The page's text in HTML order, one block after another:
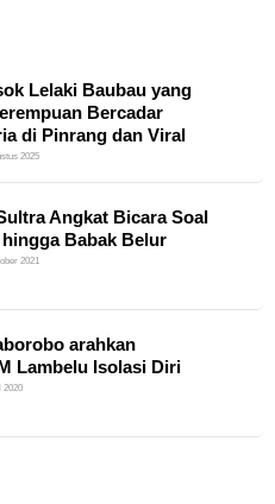
Lelaki Baubau yang
Bercadar
di Pinrang dan Viral
2025
Angkat Bicara Soal
Babak Belur
2021
arahkan
Lambelu Isolasi Diri
2020